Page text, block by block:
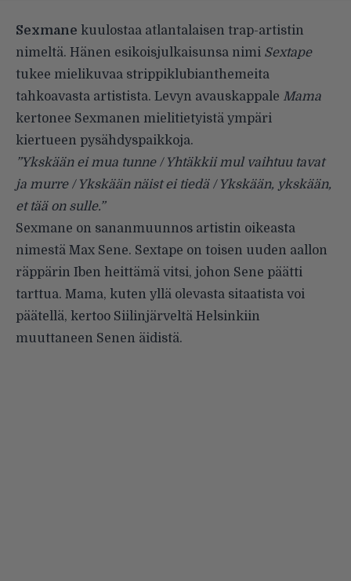
Sexmane kuulostaa atlantalaisen trap-artistin
nimeltä. Hänen esikoisjulkaisunsa nimi Sextape
tukee mielikuvaa strippiklubianthemeita
tahkoavasta artistista. Levyn avauskappale Mama
kertonee Sexmanen mielitietyistä ympäri
kiertueen pysähdyspaikkoja.
”Ykskään ei mua tunne / Yhtäkkii mul vaihtuu tavat
ja murre / Ykskään näist ei tiedä / Ykskään, ykskään,
et tää on sulle.”
Sexmane on sananmuunnos artistin oikeasta
nimestä Max Sene. Sextape on toisen uuden aallon
räppärin Iben heittämä vitsi, johon Sene päätti
tarttua. Mama, kuten yllä olevasta sitaatista voi
päätellä, kertoo Siilinjärveltä Helsinkiin
muuttaneen Senen äidistä.